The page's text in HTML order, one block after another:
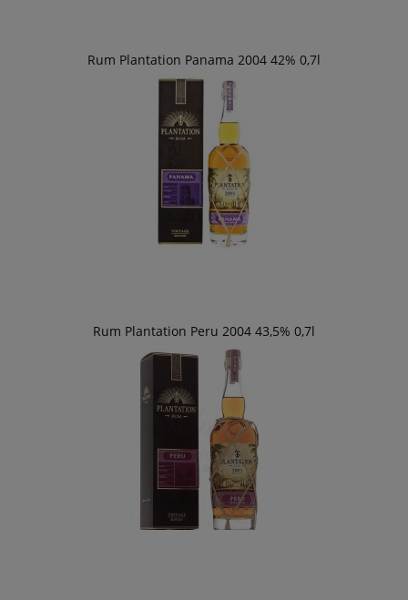
Rum Plantation Panama 2004 42% 0,7l
Rum Plantation Peru 2004 43,5% 0,7l